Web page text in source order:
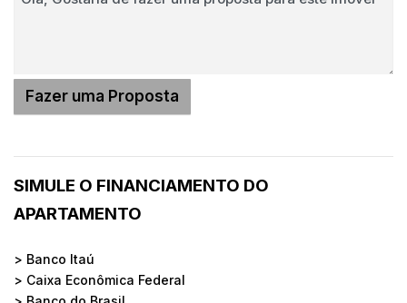
SIMULE O FINANCIAMENTO DO
APARTAMENTO
> Banco Itaú
> Caixa Econômica Federal